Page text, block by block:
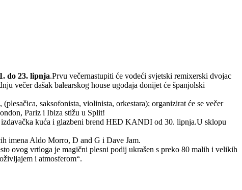
do 23. lipnja.Prvu večernastupiti će vodeći svjetski remixerski dvojac
večer dašak balearskog house ugođaja donijet će španjolski
saksofonista, violinista, orkestara); organizirat će se večer
Pariz i Ibiza stižu u Split!
kuća i glazbeni brend HED KANDI od 30. lipnja.U sklopu
imena Aldo Morro, D and G i Dave Jam.
ovog vrtloga je magični plesni podij ukrašen s preko 80 malih i velikih
i atmosferom“.